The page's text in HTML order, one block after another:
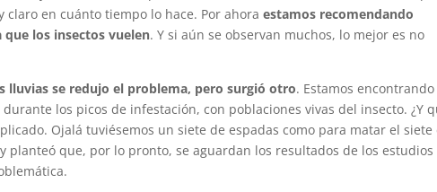
claro en cuánto tiempo lo hace. Por ahoraestamos recomendando
los insectos vuelen. Y si aún se observan muchos, lo mejor es no
lluvias se redujo el problema, pero surgió otro. Estamos encontrando
los picos de infestación, con poblaciones vivas del insecto. ¿Y
Ojalá tuviésemos un siete de espadas como para matar el siete
planteó que, por lo pronto, se aguardan los resultados de los estudios